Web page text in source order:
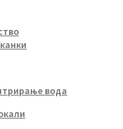
вода